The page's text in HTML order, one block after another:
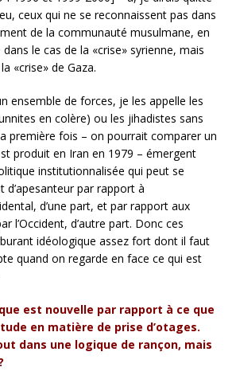
ceux qui ne se reconnaissent pas dans
de la communauté musulmane, en
le cas de la «crise» syrienne, mais
«crise» de Gaza.
ensemble de forces, je les appelle les
en colère) ou les jihadistes sans
première fois – on pourrait comparer un
produit en Iran en 1979 – émergent
institutionnalisée qui peut se
d’apesanteur par rapport à
d’une part, et par rapport aux
l’Occident, d’autre part. Donc ces
idéologique assez fort dont il faut
quand on regarde en face ce qui est
est nouvelle par rapport à ce que
en matière de prise d’otages.
dans une logique de rançon, mais